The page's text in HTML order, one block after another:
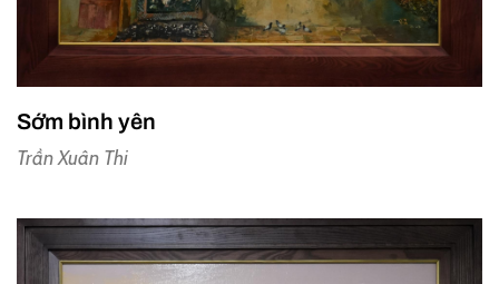
Sớm bình yên
Trần Xuân Thi